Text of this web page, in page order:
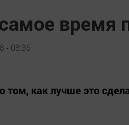
время
- 08:35
том, как лучше это